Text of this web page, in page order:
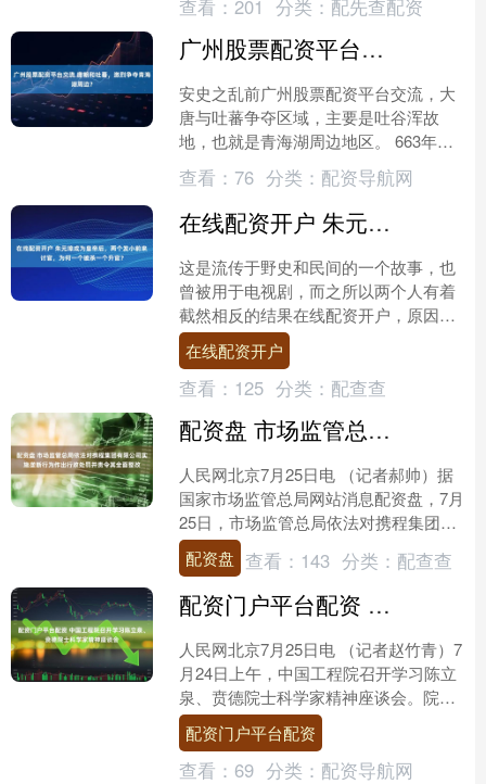
查看： 201 分类： 配先查配资
广州股票配资平台交流 唐朝和吐蕃，激烈争夺青海湖周边？
安史之乱前广州股票配资平台交流，大
唐与吐蕃争夺区域，主要是吐谷浑故
地，也就是青海湖周边地区。 663年
（唐高宗龙朔三年），吐蕃灭亡吐谷
浑，慕容诺曷钵可汗和唐朝弘....
查看： 76 分类： 配资导航网
在线配资开户 朱元璋成为皇帝后，两个发小前来讨官，为何一个被杀一个升官？
这是流传于野史和民间的一个故事，也
曾被用于电视剧，而之所以两个人有着
截然相反的结果在线配资开户，原因就
在于说话的艺术。简单讲述一下这个故
事吧。 朱元璋作为布衣天....
在线配资开户
查看： 125 分类： 配查查
配资盘 市场监管总局依法对携程集团有限公司实施垄断行为作出行政处罚并责令其全面整改
人民网北京7月25日电 （记者郝帅）据
国家市场监管总局网站消息配资盘，7月
25日，市场监管总局依法对携程集团有
限公司（以下简称携程）滥用市场支配
地位实施垄断行为....
配资盘 查看： 143 分类： 配查查
配资门户平台配资 中国工程院召开学习陈立泉、贲德院士科学家精神座谈会
人民网北京7月25日电 （记者赵竹青）7
月24日上午，中国工程院召开学习陈立
泉、贲德院士科学家精神座谈会。院党
组书记、院长张玉卓出席会议并讲话，
强调要以陈立泉、....
配资门户平台配资
查看： 69 分类： 配资导航网